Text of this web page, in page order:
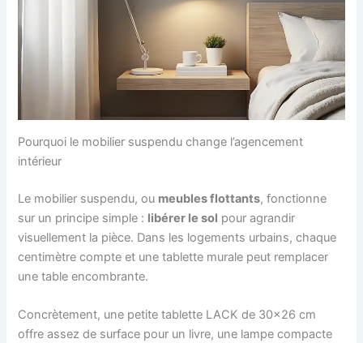
Pourquoi le mobilier suspendu change l’agencement
intérieur
Le mobilier suspendu, ou meubles flottants, fonctionne
sur un principe simple : libérer le sol pour agrandir
visuellement la pièce. Dans les logements urbains, chaque
centimètre compte et une tablette murale peut remplacer
une table encombrante.
Concrètement, une petite tablette LACK de 30×26 cm
offre assez de surface pour un livre, une lampe compacte